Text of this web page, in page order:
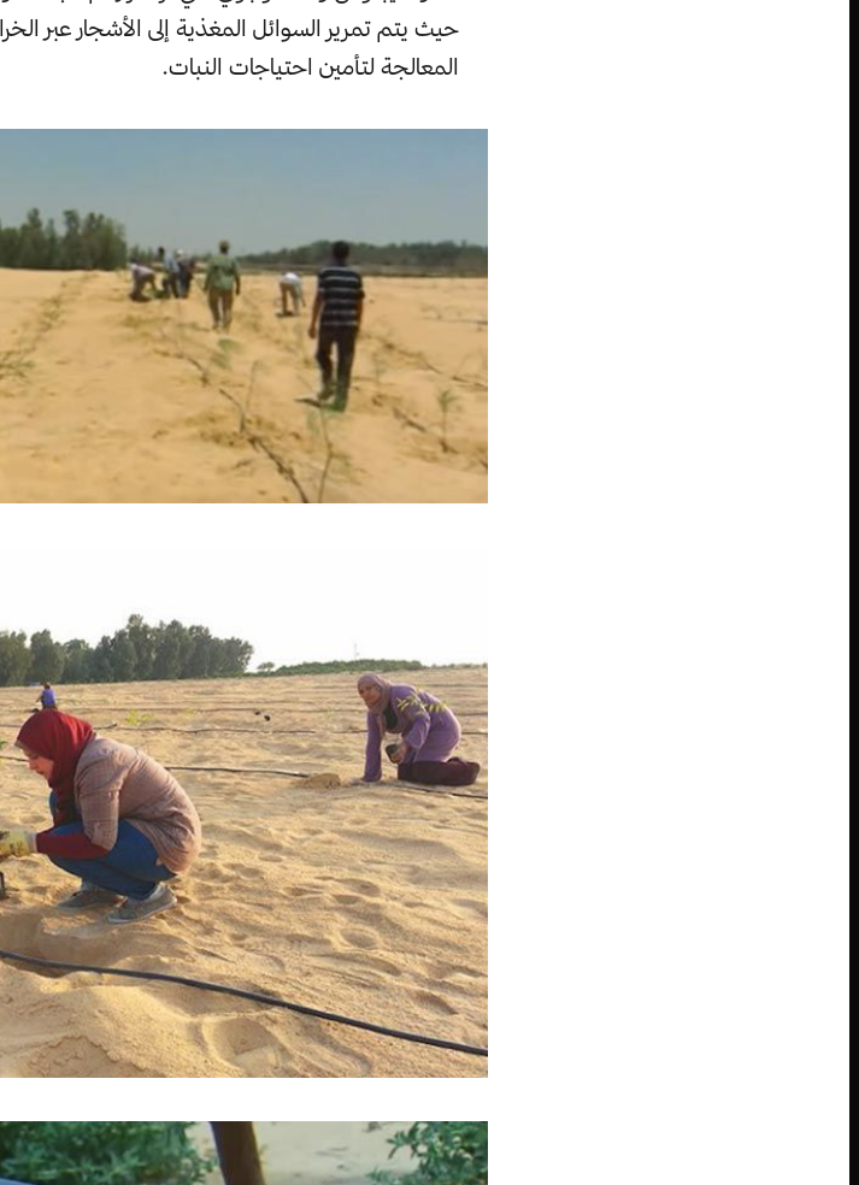
حيث يتم تمرير السوائل المغذية إلى الأشجار عبر
المعالجة لتأمين احتياجات النبات.